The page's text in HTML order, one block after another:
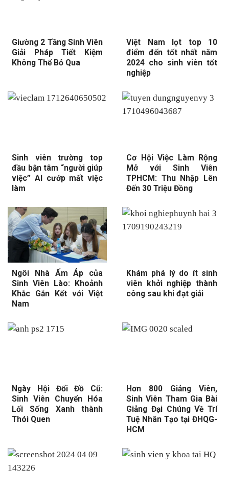
Giường 2 Tầng Sinh Viên
Giải Pháp Tiết Kiệm
Không Thể Bỏ Qua
Việt Nam lọt top 10
điểm đến tốt nhất năm
2024 cho sinh viên tốt
nghiệp
Sinh viên trường top
đầu bận tâm “người giúp
việc” AI cướp mất việc
làm
Cơ Hội Việc Làm Rộng
Mở với Sinh Viên
TPHCM: Thu Nhập Lên
Đến 30 Triệu Đồng
Ngôi Nhà Ấm Áp của
Sinh Viên Lào: Khoảnh
Khắc Gắn Kết với Việt
Nam
Khám phá lý do ít sinh
viên khởi nghiệp thành
công sau khi đạt giải
Ngày Hội Đổi Đồ Cũ:
Sinh Viên Chuyển Hóa
Lối Sống Xanh thành
Thói Quen
Hơn 800 Giảng Viên,
Sinh Viên Tham Gia Bài
Giảng Đại Chúng Về Trí
Tuệ Nhân Tạo tại ĐHQG-
HCM